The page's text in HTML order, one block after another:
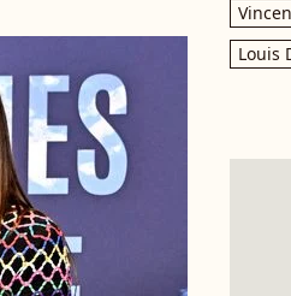
Louis